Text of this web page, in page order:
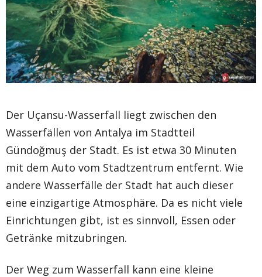
Der Uçansu-Wasserfall liegt zwischen den
Wasserfällen von Antalya im Stadtteil
Gündoğmuş der Stadt. Es ist etwa 30 Minuten
mit dem Auto vom Stadtzentrum entfernt. Wie
andere Wasserfälle der Stadt hat auch dieser
eine einzigartige Atmosphäre. Da es nicht viele
Einrichtungen gibt, ist es sinnvoll, Essen oder
Getränke mitzubringen.
Der Weg zum Wasserfall kann eine kleine